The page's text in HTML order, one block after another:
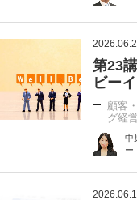
第23
ビー
顧客
グ経
中
ー